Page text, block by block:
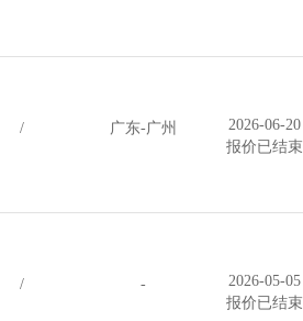
/ 广东-广州
2026-06-20
报价已结束
/ -
2026-05-05
报价已结束